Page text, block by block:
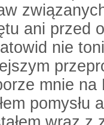
ani przed
nie
mnie na